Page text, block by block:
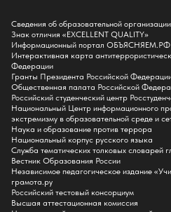
Поступление
Приемная комиссия
Поступай в БГПУ
Специальности и направления
Списки поступающих
Приказы о зачислении
Полезные материалы
Общежитие
Информация о целевом обучении
Обркредит в СПО
Бакалавриат
Магистратура
Аспирантура
СПО
Правила приема на Бакалавриат
Сведения об образовательной организации
Знак отличия «EXCELLENT QUALITY»
Информационный портал ОБЪЯСНЯЕМ.РФ
Интерактивная карта
Федерации
Гранты Президента Российской
Общественная палата Российской
Российский студенческий центр
Национальный Центр информационного
экстремизму в образовательной среде и
Наука и образование против террора
Национальный корпус русского языка
Служба тематических толковых словарей
Вестник Образования России
Независимое педагогическое издание
грамота.ру
Российский тестовый консорциум
Высшая аттестационная комиссия